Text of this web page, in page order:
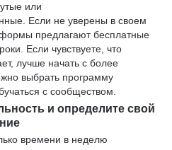
или
Если не уверены в своем
предлагают бесплатные
Если чувствуете, что
лучше начать с более
выбрать программу
с сообществом.
и определите свой
времени в неделю